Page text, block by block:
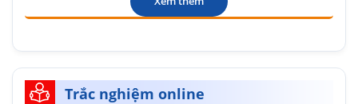
Trắc nghiệm online